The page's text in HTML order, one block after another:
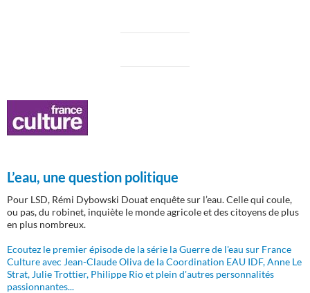
L’eau, une question politique
Pour LSD, Rémi Dybowski Douat enquête sur l’eau. Celle qui coule,
ou pas, du robinet, inquiète le monde agricole et des citoyens de plus
en plus nombreux.
Ecoutez le premier épisode de la série la Guerre de l'eau sur France
Culture avec Jean-Claude Oliva de la Coordination EAU IDF, Anne Le
Strat, Julie Trottier, Philippe Rio et plein d'autres personnalités
passionnantes...